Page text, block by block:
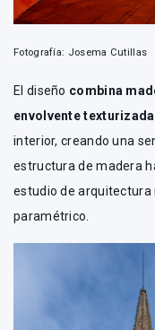
Fotografía: Josema Cutillas
El diseño combina
envolvente
interior, creando una
estructura de madera
estudio de arquitectura
paramétrico.